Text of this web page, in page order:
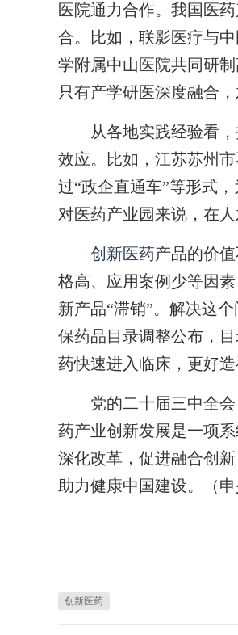
医院通力合作。我国医
合。比如，联影医疗与
学附属中山医院共同研
只有产学研医深度融合
从各地实践经验看，
效应。比如，江苏苏州
过“政企直通车”等形式
对医药产业园来说，在
创新医药产品的价
格高、应用案例少等因
新产品“滞销”。解决这
保药品目录调整公布，
药快速进入临床，更好
党的二十届三中全会
药产业创新发展是一项
深化改革，促进融合创
助力健康中国建设。（申
创新医药